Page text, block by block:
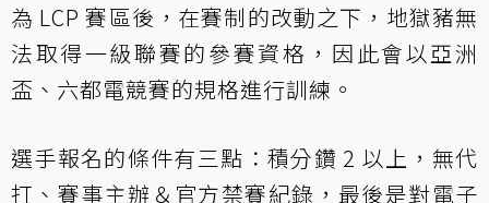
為 LCP 賽區後，在賽制的改動之下，地獄豬無
法取得一級聯賽的參賽資格，因此會以亞洲
盃、六都電競賽的規格進行訓練。
選手報名的條件有三點：積分鑽 2 以上，無代
打、賽事主辦＆官方禁賽紀錄，最後是對電子